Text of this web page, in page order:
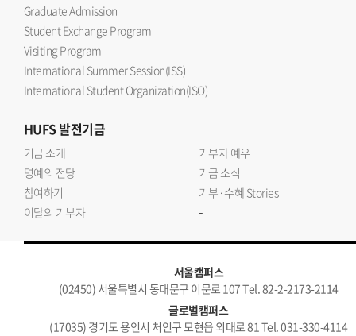
Graduate Admission
Student Exchange Program
Visiting Program
International Summer Session(ISS)
International Student Organization(ISO)
HUFS발전기금
기금 소개
기부자 예우
명예의 전당
기금 소식
참여하기
기부·수혜 Stories
이달의 기부자
-
서울캠퍼스
(02450) 서울특별시 동대문구 이문로 107 Tel. 82-2-2173-2114
글로벌캠퍼스
(17035) 경기도 용인시 처인구 모현읍 외대로 81 Tel. 031-330-4114